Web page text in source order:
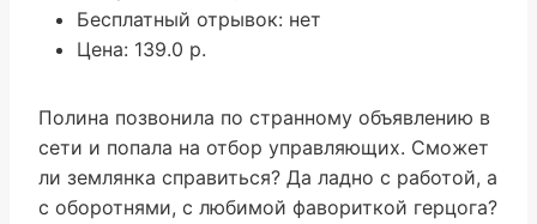
Бесплатный отрывок: нет
Цена: 139.0 р.
Полина позвонила по странному объявлению в
сети и попала на отбор управляющих. Сможет
ли землянка справиться? Да ладно с работой, а
с оборотнями, с любимой фавориткой герцога?